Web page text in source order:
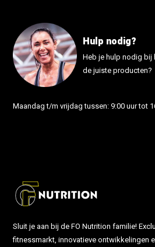
Hulp nodig?
Heb je hulp nodig bij
de juiste producten?
Maandag t/m vrijdag tussen: 9:00 uur tot
Sluit je aan bij de FO Nutrition familie!
fitnessmarkt, innovatieve ontwikkelingen